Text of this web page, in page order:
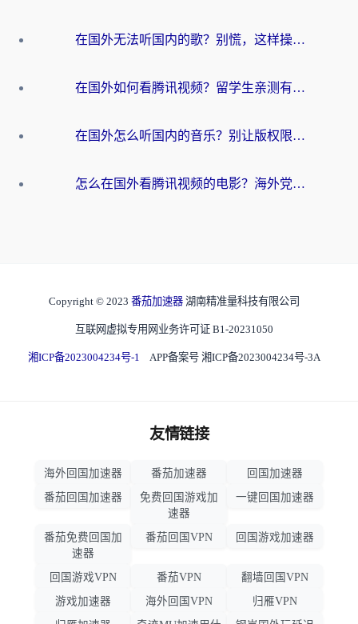
在国外无法听国内的歌？别慌，这样操作就能畅听QQ音乐（附亲测加速器推荐）
在国外如何看腾讯视频？留学生亲测有效的回国加速方案
在国外怎么听国内的音乐？别让版权限制断了你的华语歌单
怎么在国外看腾讯视频的电影？海外党亲测有效的回国加速指南
Copyright © 2023 番茄加速器 湖南精准量科技有限公司
互联网虚拟专用网业务许可证 B1-20231050
湘ICP备2023004234号-1 APP备案号 湘ICP备2023004234号-3A
友情链接
海外回国加速器 番茄加速器
回国加速器
番茄回国加速器
免费回国游戏加
速器
一键回国加速器
番茄免费回国加
速器
番茄回国VPN 回国游戏加速器
回国游戏VPN 番茄VPN
翻墙回国VPN
游戏加速器
海外回国VPN
归雁VPN